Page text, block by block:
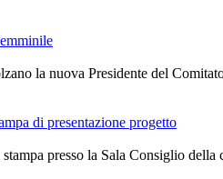
la nuova Presidente del
di presentazione progetto
presso la Sala Consiglio